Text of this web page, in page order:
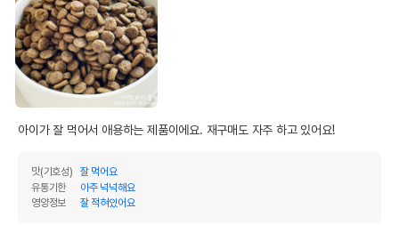
아이가 잘 먹어서 애용하는 제품이에요. 재구매도 자주 하고 있어요!
맛(기호성)
잘 먹어요
유통기한
아주 넉넉해요
영양정보
잘 적혀있어요